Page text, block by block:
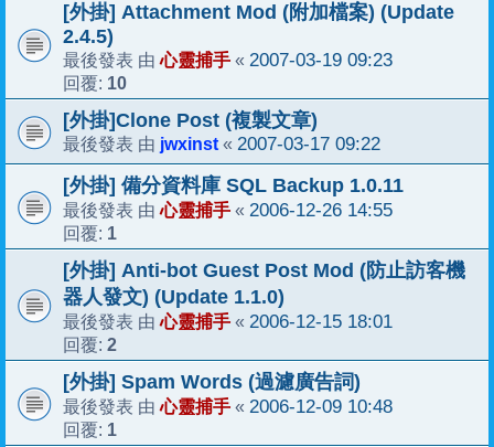
[外掛] Attachment Mod (附加檔案) (Update
2.4.5)
最後發表 由心靈捕手 « 2007-03-19 09:23
回覆: 10
[外掛]Clone Post (複製文章)
最後發表 由 jwxinst « 2007-03-17 09:22
[外掛] 備分資料庫 SQL Backup 1.0.11
最後發表 由心靈捕手 « 2006-12-26 14:55
回覆: 1
[外掛] Anti-bot Guest Post Mod (防止訪客機
器人發文) (Update 1.1.0)
最後發表 由心靈捕手 « 2006-12-15 18:01
回覆: 2
[外掛] Spam Words (過濾廣告詞)
最後發表 由心靈捕手 « 2006-12-09 10:48
回覆: 1